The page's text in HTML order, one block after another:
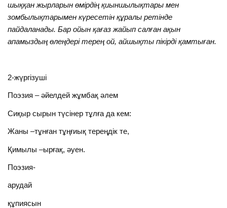
шыққан жырларын өмірдің қиыншылықтары мен
зомбылықтарымен күресетін құралы ретінде
пайдаланады. Бар ойын қағаз жайып салған ақын
апамыздың өлеңдері терең ой, айшықты пікірді қамтыған.
2-жүргізуші
Поэзия – әйелдей жұмбақ әлем
Сиқыр сырын түсінер тұлға да кем:
Жаны –тұнған тұңғиық тереңдік те,
Қимылы –ырғақ, әуен.
Поэзия-
арудай
құпиясын